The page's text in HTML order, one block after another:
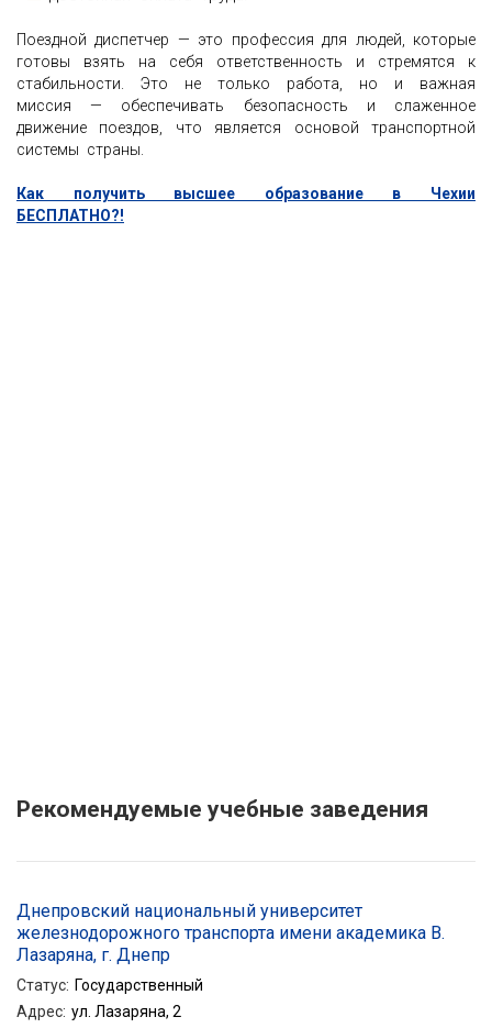
Поездной диспетчер — это профессия для людей, которые
готовы взять на себя ответственность и стремятся к
стабильности. Это не только работа, но и важная
миссия — обеспечивать безопасность и слаженное
движение поездов, что является основой транспортной
системы страны.
Как получить высшее образование в Чехии
БЕСПЛАТНО?!
Рекомендуемые учебные заведения
Днепровский национальный университет
железнодорожного транспорта имени академика В.
Лазаряна, г. Днепр
Статус: Государственный
Адрес: ул. Лазаряна, 2